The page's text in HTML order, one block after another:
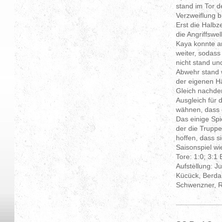
stand im Tor
Verzweiflung
Erst die
die
Kaya konnte
weiter,
nicht stand
Abwehr stand
der eigenen
Gleich
Ausgleich für
wähnen, dass
Das einige
der die
hoffen, dass
Saisonspiel
Tore: 1:0; 3:1
Aufstellung:
Kücück,
Schwenzner,